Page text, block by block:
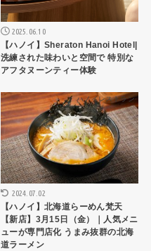
2025.06.10
【ハノイ】Sheraton Hanoi Hotel|
洗練された味わいと空間で 特別な
アフタヌーンティー体験
ハノイレストラン
2024.07.02
【ハノイ】北海道らーめん梵天
【新店】3月15日（金）｜人気メニ
ューが専門店化 うまみ抜群の北海
道ラーメン